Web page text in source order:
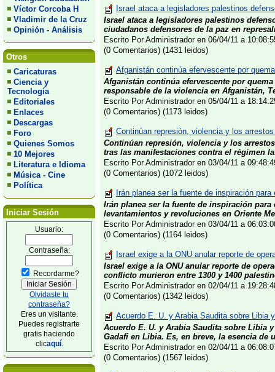
Víctor Corcoba H
Vladimir de la Cruz
Opinión - Análisis
Otros
Caricaturas
Ciencia y
Tecnología
Editoriales
Enlaces
Descargas
Foro
Quienes Somos
10 Mejores
Literatura e Idioma
Música - Cine
Política
Iniciar Sesión
Usuario:
Contraseña:
Recordarme?
Olvidaste tu
contraseña?
Eres un visitante.
Puedes registrarte
gratis haciendo
clicaquí.
Israel ataca a legisladores palestinos
Israel ataca a legisladores palestinos
ciudadanos defensores de la paz en
Escrito Por Administrador en 06/04/11 a
(0 Comentarios) (1431 leidos)
Afganistán continúa efervescente por
Afganistán continúa efervescente por quema
responsable de la violencia en Afganistán,
Escrito Por Administrador en 05/04/11 a
(0 Comentarios) (1173 leidos)
Continúan represión, violencia y los
Continúan represión, violencia y los
tras las manifestaciones contra el régimen
Escrito Por Administrador en 03/04/11 a
(0 Comentarios) (1072 leidos)
Irán planea ser la fuente de inspiración
Irán planea ser la fuente de inspiración para
levantamientos y revoluciones en Oriente
Escrito Por Administrador en 03/04/11 a
(0 Comentarios) (1164 leidos)
Israel exige a la ONU anular reporte de
Israel exige a la ONU anular reporte de
conflicto murieron entre 1300 y 1400
Escrito Por Administrador en 02/04/11 a
(0 Comentarios) (1342 leidos)
Acuerdo E. U. y Arabia Saudita sobre Libia
Acuerdo E. U. y Arabia Saudita sobre Libia
Gadafi en Libia. Es, en breve, la esencia de
Escrito Por Administrador en 02/04/11 a
(0 Comentarios) (1567 leidos)